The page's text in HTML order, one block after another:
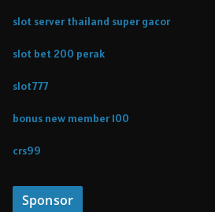
slot server thailand super gacor
slot bet 200 perak
slot777
bonus new member 100
crs99
Sponsor